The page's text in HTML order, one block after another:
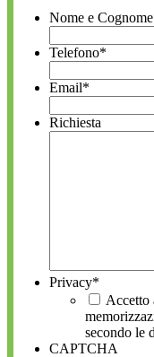
Nome e Cognome
Telefono*
Email*
Richiesta
Privacy*
Accetto
secondo le
CAPTCHA